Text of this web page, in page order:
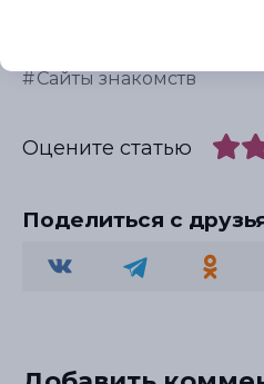
Сайты знакомств
Оцените статью
Поделиться с